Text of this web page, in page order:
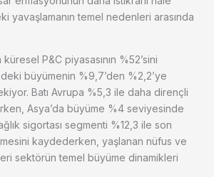
yavaşlamanın temel nedenleri arasında
P&C piyasasının %52’sini
büyümenin %9,7’den %2,2’ye
Batı Avrupa %5,3 ile daha dirençli
Asya’da büyüme %4 seviyesinde
sigortası segmenti %12,3 ile son
kaydederken, yaşlanan nüfus ve
sektörün temel büyüme dinamikleri